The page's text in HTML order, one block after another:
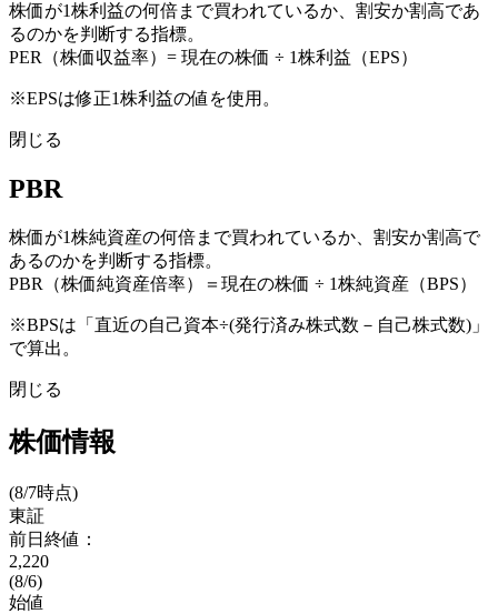
株価が1株利益の何倍まで買われているか、割安か割高であ
るのかを判断する指標。
PER（株価収益率）= 現在の株価 ÷ 1株利益（EPS）
※EPSは修正1株利益の値を使用。
閉じる
PBR
株価が1株純資産の何倍まで買われているか、割安か割高で
あるのかを判断する指標。
PBR（株価純資産倍率）＝現在の株価 ÷ 1株純資産（BPS）
※BPSは「直近の自己資本÷(発行済み株式数－自己株式数)」
で算出。
閉じる
株価情報
(8/7時点)
東証
前日終値：
2,220
(8/6)
始値